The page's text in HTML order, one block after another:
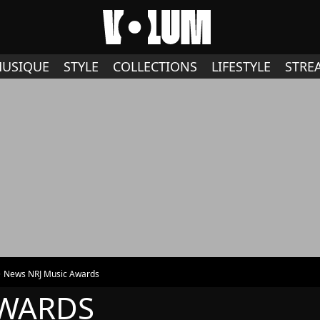
STYLE COLLECTIONS LIFESTYLE
News NRJ Music Awards